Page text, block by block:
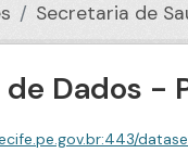
Secretaria de
Dados -
dataset/